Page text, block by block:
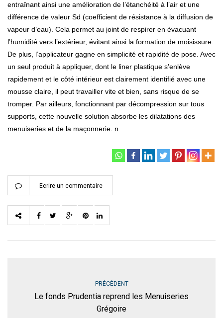
entraînant ainsi une amélioration de l’étanchéité à l’air et une
différence de valeur Sd (coefficient de résistance à la diffusion de
vapeur d’eau). Cela permet au joint de respirer en évacuant
l’humidité vers l’extérieur, évitant ainsi la formation de moisissure.
De plus, l’applicateur gagne en simplicité et rapidité de pose. Avec
un seul produit à appliquer, dont le liner plastique s’enlève
rapidement et le côté intérieur est clairement identifié avec une
mousse claire, il peut travailler vite et bien, sans risque de se
tromper. Par ailleurs, fonctionnant par décompression sur tous
supports, cette nouvelle solution absorbe les dilatations des
menuiseries et de la maçonnerie. n
Ecrire un commentaire
PRÉCÉDENT
Le fonds Prudentia reprend les Menuiseries
Grégoire